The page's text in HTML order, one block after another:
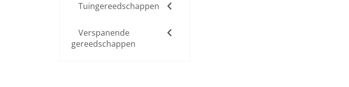
Tuingereedschappen
Verspanende
gereedschappen